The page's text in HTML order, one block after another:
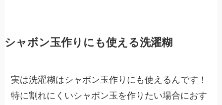
シャボン玉作りにも使える洗濯糊
実は洗濯糊はシャボン玉作りにも使えるんです！
特に割れにくいシャボン玉を作りたい場合におす